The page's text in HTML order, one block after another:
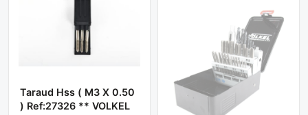
Taraud Hss ( M3 X 0.50
) Ref:27326 ** VOLKEL